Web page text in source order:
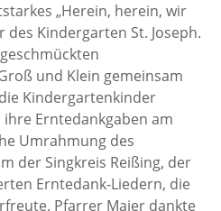
„Herein, herein, wir
des Kindergarten St. Joseph.
und Klein gemeinsam
Kindergartenkinder
Erntedankgaben am
Umrahmung des
der Singkreis Reißing, der
Erntedank-Liedern, die
Pfarrer Maier dankte